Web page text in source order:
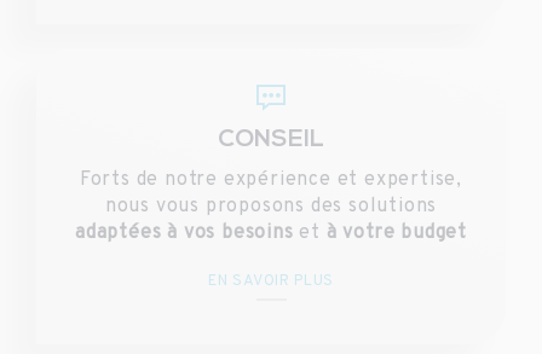
CONSEIL
Forts de notre expérience et expertise,
nous vous proposons des solutions
adaptées à vos besoins et à votre budget
EN SAVOIR PLUS